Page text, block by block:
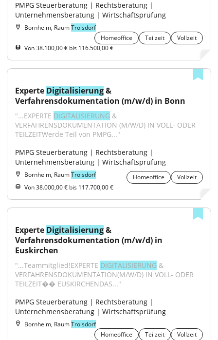
PMPG Steuerberatung | Rechtsberatung |
Unternehmensberatung | Wirtschaftsprüfung
Bornheim, RaumTroisdorf
Homeoffice
Teilzeit
Vollzeit
Von 38.100,00 € bis 116.500,00 €
Experte Digitalisierung &
Verfahrensdokumentation (m/w/d) in Bonn
"...EXPERTE DIGITALISIERUNG &
VERFAHRENSDOKUMENTATION (M/W/D) IN VOLL- ODER
TEILZEITWerde Teil von PMPG..."
PMPG Steuerberatung | Rechtsberatung |
Unternehmensberatung | Wirtschaftsprüfung
Bornheim, RaumTroisdorf Homeoffice
Vollzeit
Von 38.000,00 € bis 117.700,00 €
Experte Digitalisierung &
Verfahrensdokumentation (m/w/d) in
Euskirchen
"...Teammitglied!EXPERTE DIGITALISIERUNG &
VERFAHRENSDOKUMENTATION(M/W/D) IN VOLL- ODER
TEILZEIT�� EUSKIRCHENDAS..."
PMPG Steuerberatung | Rechtsberatung |
Unternehmensberatung | Wirtschaftsprüfung
Bornheim, RaumTroisdorf
Homeoffice
Teilzeit
Vollzeit